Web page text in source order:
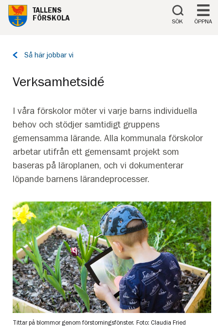
Till innehåll på sidan
TALLENS
FÖRSKOLA
SÖK ÖPPNA
Tillbaka
Så här jobbar vi
Verksamhetsidé
I våra förskolor möter vi varje barns individuella
behov och stödjer samtidigt gruppens
gemensamma lärande. Alla kommunala förskolor
arbetar utifrån ett gemensamt projekt som
baseras på läroplanen, och vi dokumenterar
löpande barnens lärandeprocesser.
Tittar på blommor genom förstorningsfönster. Foto: Claudia Fried